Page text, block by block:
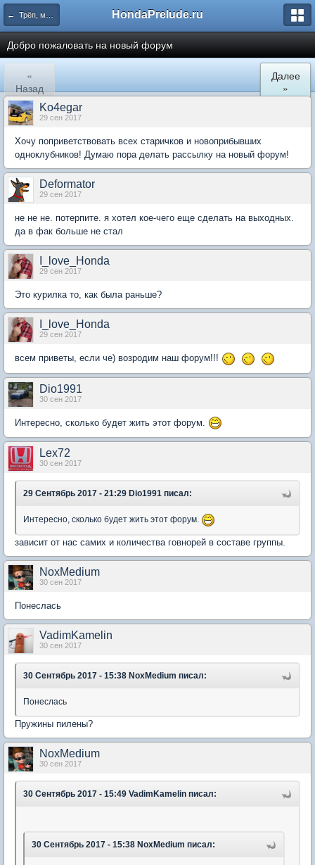
← Трёп, мемасики и байки HondaPrelude.ru
Добро пожаловать на новый форум
«
Назад
Далее
»
Ko4egar
29 сен 2017
Хочу поприветствовать всех старичков и новоприбывших
одноклубников! Думаю пора делать рассылку на новый форум!
Deformator
29 сен 2017
не не не. потерпите. я хотел кое-чего еще сделать на выходных.
да в фак больше не стал
I_love_Honda
29 сен 2017
Это курилка то, как была раньше?
I_love_Honda
29 сен 2017
всем приветы, если че) возродим наш форум!!!
Dio1991
30 сен 2017
Интересно, сколько будет жить этот форум.
Lex72
30 сен 2017
29 Сентябрь 2017 - 21:29 Dio1991 писал:
Интересно, сколько будет жить этот форум.
зависит от нас самих и количества говнорей в составе группы.
NoxMedium
30 сен 2017
Понеслась
VadimKamelin
30 сен 2017
30 Сентябрь 2017 - 15:38 NoxMedium писал:
Понеслась
Пружины пилены?
NoxMedium
30 сен 2017
30 Сентябрь 2017 - 15:49 VadimKamelin писал:
30 Сентябрь 2017 - 15:38 NoxMedium писал: